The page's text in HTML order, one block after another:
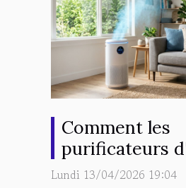
Comment les
purificateurs
peuvent
Lundi 13/04/2026 19:04